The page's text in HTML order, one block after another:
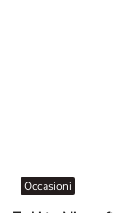
Occasioni